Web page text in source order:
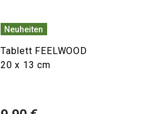
Neuheiten
Tablett FEELWOOD
20 x 13 cm